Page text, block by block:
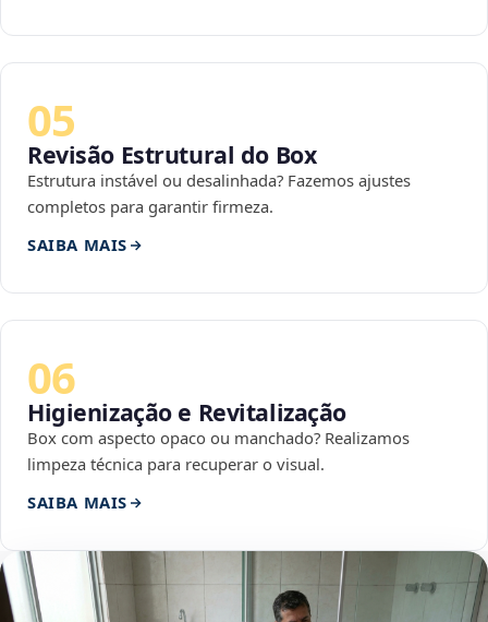
05
Revisão Estrutural do Box
Estrutura instável ou desalinhada? Fazemos ajustes
completos para garantir firmeza.
SAIBA MAIS
06
Higienização e Revitalização
Box com aspecto opaco ou manchado? Realizamos
limpeza técnica para recuperar o visual.
SAIBA MAIS